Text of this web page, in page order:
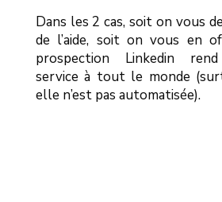
Dans les 2 cas, soit on vous
de l’aide, soit on vous en
prospection Linkedin
service à tout le monde
elle n’est pas automatisée).